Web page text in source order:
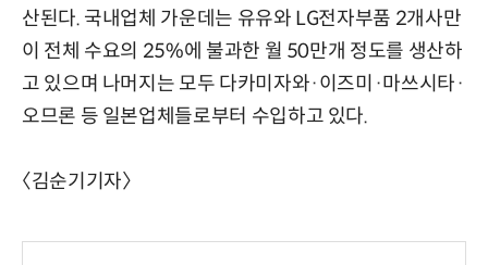
산된다. 국내업체 가운데는 유유와 LG전자부품 2개사만
이 전체 수요의 25%에 불과한 월 50만개 정도를 생산하
고 있으며 나머지는 모두 다카미자와·이즈미·마쓰시타·
오므론 등 일본업체들로부터 수입하고 있다.
〈김순기기자〉